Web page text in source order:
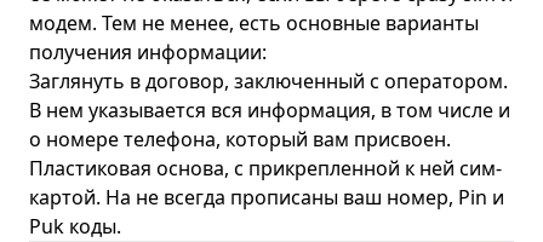
модем. Тем не менее, есть основные варианты
получения информации:
Заглянуть в договор, заключенный с оператором.
В нем указывается вся информация, в том числе и
о номере телефона, который вам присвоен.
Пластиковая основа, с прикрепленной к ней сим-
картой. На не всегда прописаны ваш номер, Pin и
Puk коды.